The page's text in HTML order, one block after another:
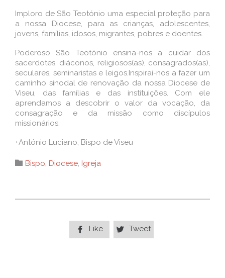
Imploro de São Teotónio uma especial proteção para
a nossa Diocese, para as crianças, adolescentes,
jovens, famílias, idosos, migrantes, pobres e doentes.
Poderoso São Teotónio ensina-nos a cuidar dos
sacerdotes, diáconos, religiosos(as), consagrados(as),
seculares, seminaristas e leigos.Inspirai-nos a fazer um
caminho sinodal de renovação da nossa Diocese de
Viseu, das famílias e das instituições. Com ele
aprendamos a descobrir o valor da vocação, da
consagração e da missão como discípulos
missionários.
+António Luciano, Bispo de Viseu
 Category
Bispo, Diocese, Igreja
 Like  Tweet